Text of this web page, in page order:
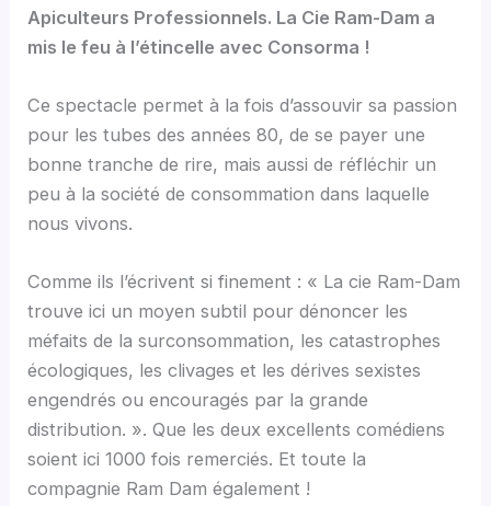
Apiculteurs Professionnels. La Cie Ram-Dam a
mis le feu à l’étincelle avec Consorma !
Ce spectacle permet à la fois d’assouvir sa passion
pour les tubes des années 80, de se payer une
bonne tranche de rire, mais aussi de réfléchir un
peu à la société de consommation dans laquelle
nous vivons.
Comme ils l’écrivent si finement : « La cie Ram-Dam
trouve ici un moyen subtil pour dénoncer les
méfaits de la surconsommation, les catastrophes
écologiques, les clivages et les dérives sexistes
engendrés ou encouragés par la grande
distribution. ». Que les deux excellents comédiens
soient ici 1000 fois remerciés. Et toute la
compagnie Ram Dam également !